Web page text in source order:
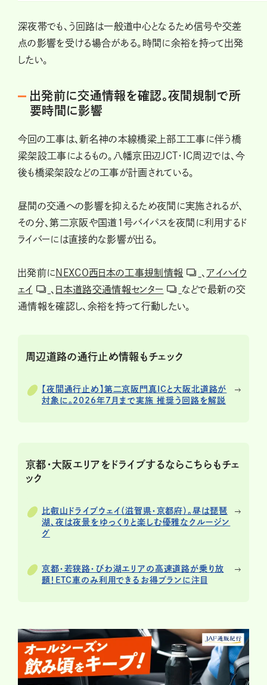
深夜帯でも、う回路は一般道中心となるため信号や交差
点の影響を受ける場合がある。時間に余裕を持って出発
したい。
出発前に交通情報を確認。夜間規制で所
要時間に影響
今回の工事は、新名神の本線橋梁上部工工事に伴う橋
梁架設工事によるもの。八幡京田辺JCT・IC周辺では、今
後も橋梁架設などの工事が計画されている。
昼間の交通への影響を抑えるため夜間に実施されるが、
その分、第二京阪や国道1号バイパスを夜間に利用するド
ライバーには直接的な影響が出る。
出発前に NEXCO西日本の工事規制情報 、アイハイウ
ェイ
、 日本道路交通情報センター
などで最新の交
通情報を確認し、余裕を持って行動したい。
周辺道路の通行止め情報もチェック
【夜間通行止め】第二京阪門真ICと大阪北道路が
対象に。2026年7月まで実施 推奨う回路を解説
京都・大阪エリアをドライブするならこちらもチェ
ック
比叡山ドライブウェイ（滋賀県・京都府）。昼は琵琶
湖、夜は夜景をゆっくりと楽しむ優雅なクルージン
グ
京都・若狭路・びわ湖エリアの高速道路が乗り放
題！ETC車のみ利用できるお得プランに注目